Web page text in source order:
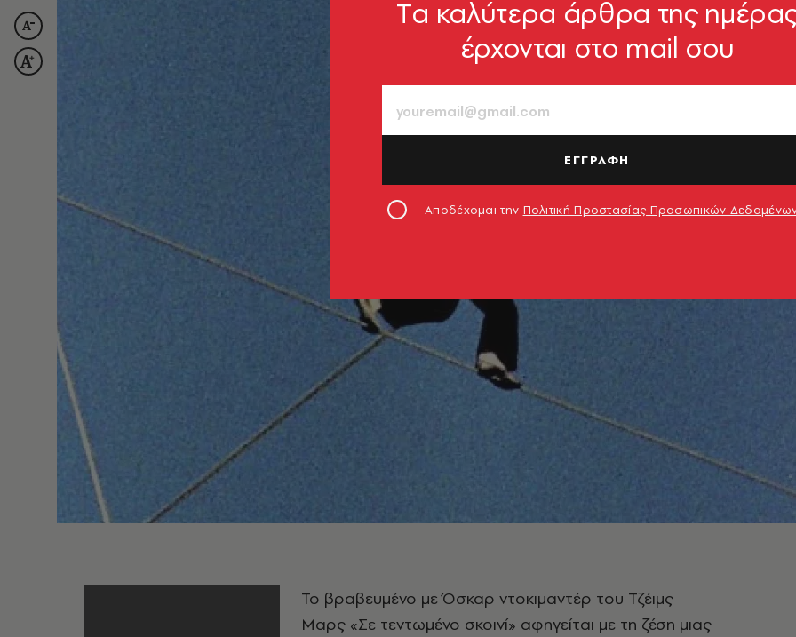
Το βραβευμένο με Όσκαρ ντοκιμαντέρ του Τζέιμς
Μαρς «Σε τεντωμένο σκοινί» αφηγείται με τη ζέση μιας
Tα καλύτερα άρθρα της
έρχονται στο mail σου
ΕΓΓΡΑΦΗ
Αποδέχομαι την Πολιτική Προστασίας Προσωπικών